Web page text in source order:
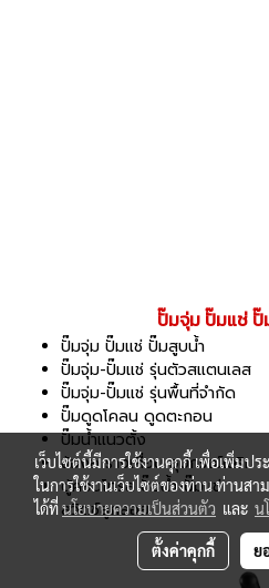
ปั๊มจุ่ม ปั๊มแช่
ปั๊มจุ่ม ปั๊มแช่ ปั๊มสูบน้ำ
ปั๊มจุ่ม-ปั๊มแช่ รุ่นตัวสแตนเลส
ปั๊มจุ่ม-ปั๊มแช่ รุ่นพื้นที่จำกัด
ปั๊มดูดโคลน ดูดตะกอน
ปั๊มน้ำแนวตั้ง
ข้องอ รางเลื่อน อุปกรณ์เสริม
ตู้คอนโทรล ปั๊มน้ำ-ปั๊มแช่
สวิตช์ลูกลอย
เว็บไซต์นี้มีการใช้งานคุกกี้ เพื่อเพิ่ม
ในการใช้งานเว็บไซต์ของท่าน ท่านสา
ได้ที่นโยบายความเป็นส่วนตัว และ น
ตั้งค่าคุกกี้ ย